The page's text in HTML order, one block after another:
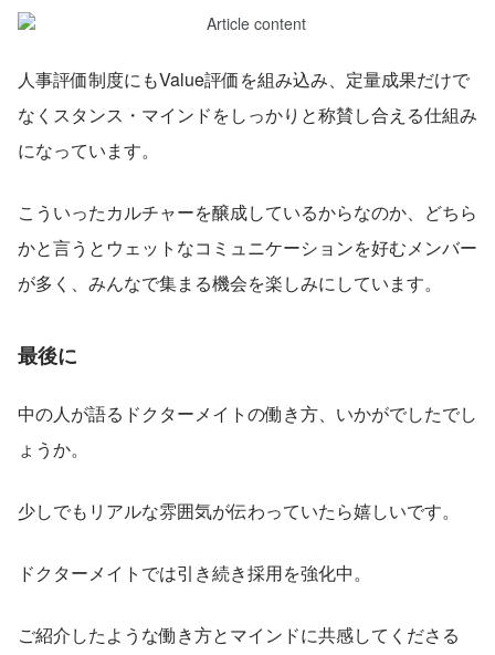
人事評価制度にもValue評価を組み込み、定量成果だけで
なくスタンス・マインドをしっかりと称賛し合える仕組み
になっています。
こういったカルチャーを醸成しているからなのか、どちら
かと言うとウェットなコミュニケーションを好むメンバー
が多く、みんなで集まる機会を楽しみにしています。
最後に
中の人が語るドクターメイトの働き方、いかがでしたでし
ょうか。
少しでもリアルな雰囲気が伝わっていたら嬉しいです。
ドクターメイトでは引き続き採用を強化中。
ご紹介したような働き方とマインドに共感してくださる